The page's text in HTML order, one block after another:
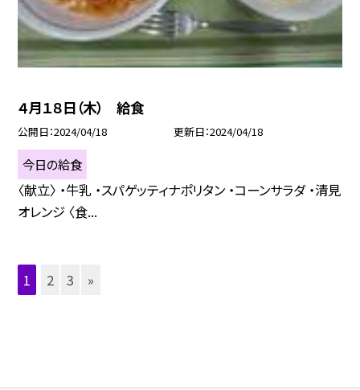
４月１８日（木） 給食
公開日 2024/04/18 更新日 2024/04/18
今日の給食
〈献立〉 ・牛乳 ・スパゲッティナポリタン ・コーンサラダ ・清見
オレンジ 〈食...
1 2 3 »